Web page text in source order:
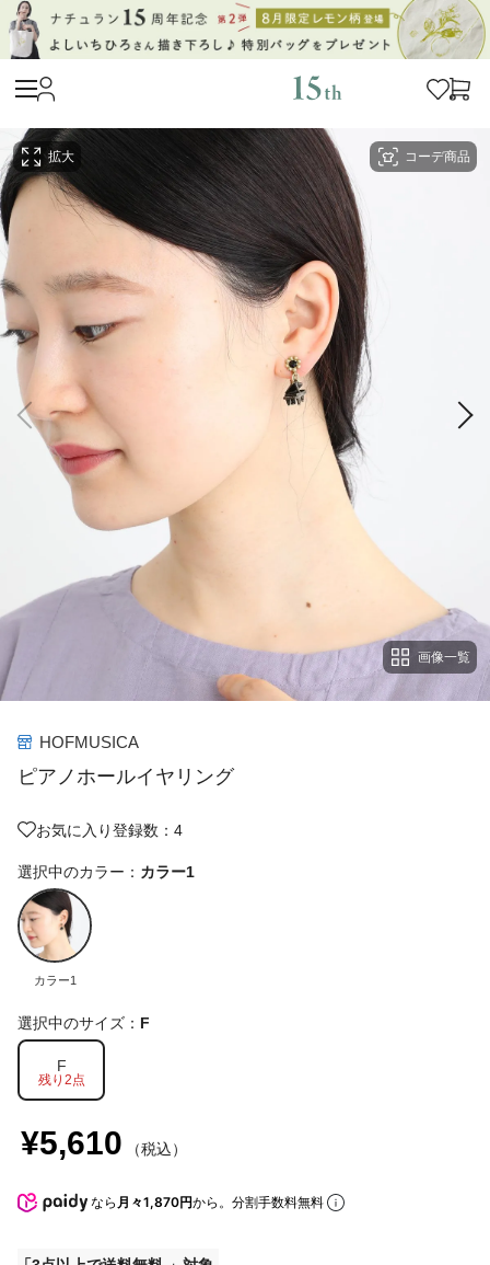
コーデ商品
拡大
画像一覧
HOFMUSICA
ピアノホールイヤリング
お気に入り登録数：4
選択中のカラー： カラー1
カラー1
選択中のサイズ： F
F
残り2点
¥5,610 （税込）
なら 月々1,870円から。分割手数料無料